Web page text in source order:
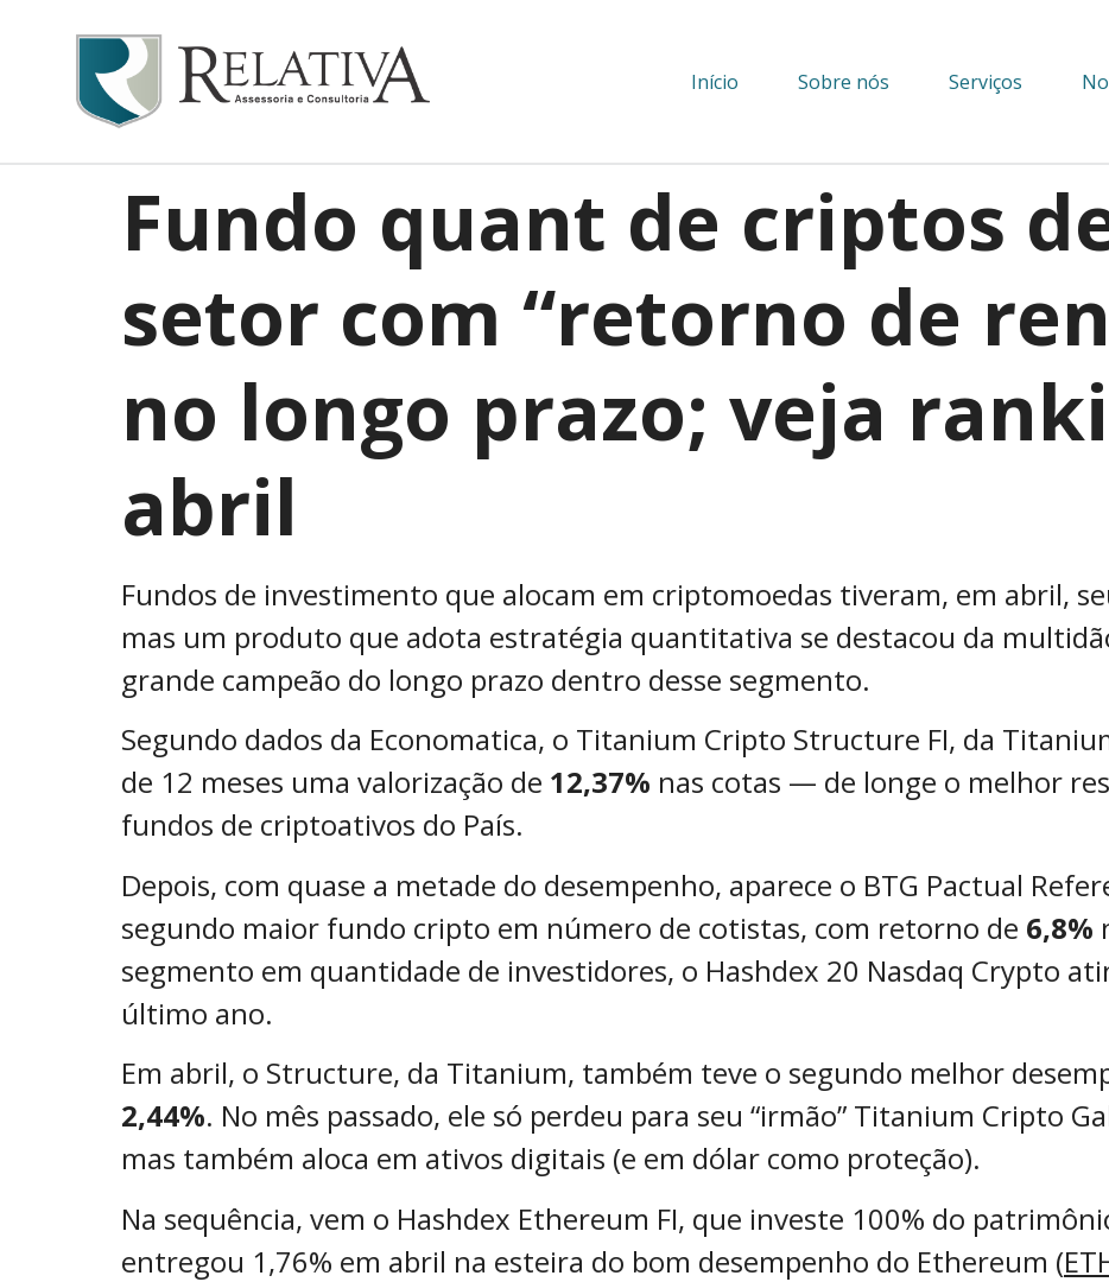
Início Sobre nós Serviços
Fundo quant de criptos
setor com “retorno de
no longo prazo; veja
abril
Fundos de investimento que alocam em criptomoedas tiveram, em abril,
mas um produto que adota estratégia quantitativa se destacou da
grande campeão do longo prazo dentro desse segmento.
Segundo dados da Economatica, o Titanium Cripto Structure FI, da
de 12 meses uma valorização de 12,37% nas cotas — de longe o melhor
fundos de criptoativos do País.
Depois, com quase a metade do desempenho, aparece o BTG Pactual
segundo maior fundo cripto em número de cotistas, com retorno de 6,8%
segmento em quantidade de investidores, o Hashdex 20 Nasdaq Crypto
último ano.
Em abril, o Structure, da Titanium, também teve o segundo melhor
2,44%. No mês passado, ele só perdeu para seu “irmão” Titanium Cripto
mas também aloca em ativos digitais (e em dólar como proteção).
Na sequência, vem o Hashdex Ethereum FI, que investe 100% do
entregou 1,76% em abril na esteira do bom desempenho do Ethereum (